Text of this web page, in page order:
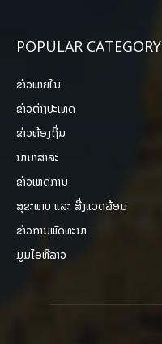
POPULAR CATEGORY
ຂ່າວພາຍ​ໃນ
ຂ່າວຕ່າງປະເທດ
ຂ່າວທ້ອງຖິ່ນ
ນານາສາລະ
ຂ່າວເຫດການ
ສຸຂະພາບ ແລະ ສີ່ງແວດລ້ອມ
ຂ່າວການພັດທະນາ
ມູມໄອທີລາວ